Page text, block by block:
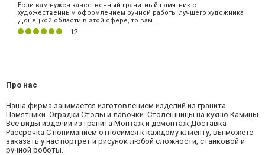
Если вам нужен качественный гранитный памятник с
художественным оформлением ручной работы лучшего художника
Донецкой области в этой сфере, то вам...
12
Про нас
Наша фирма занимается изготовлением изделий из гранита
Памятники Оградки Столы и лавочки Столешницы на кухню Камины
Все виды изделий из гранита Монтаж и демонтаж Доставка
Рассрочка С пониманием относимся к каждому клиенту, вы можете
заказать у нас портрет и рисунок любой сложности, станковой и
ручной роботы.